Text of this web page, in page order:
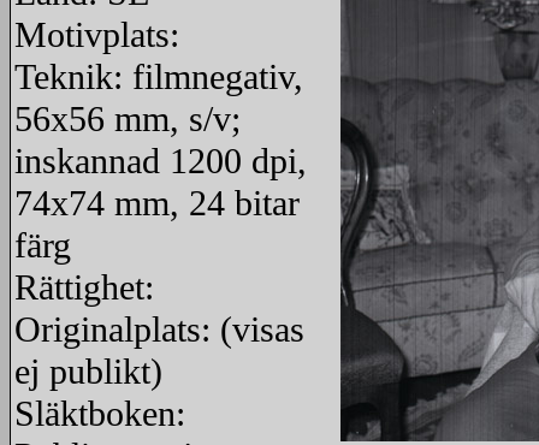
Motivplats:
Teknik: filmnegativ,
56x56 mm, s/v;
inskannad 1200 dpi,
74x74 mm, 24 bitar
färg
Rättighet:
Originalplats: (visas
ej publikt)
Släktboken: